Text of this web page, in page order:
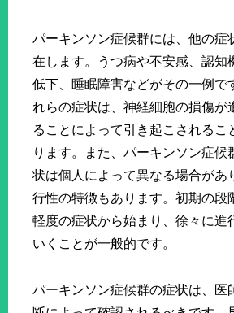
パーキンソン症候群には、他の症
在します。うつ病や不安感、認知
低下、睡眠障害などがその一例で
れらの症状は、神経細胞の損傷が
ることによって引き起こされるこ
ります。また、パーキンソン症候
状は個人によって異なる場合があ
行性の特徴もあります。初期の段
軽度の症状から始まり、徐々に進
いくことが一般的です。
パーキンソン症候群の症状は、医